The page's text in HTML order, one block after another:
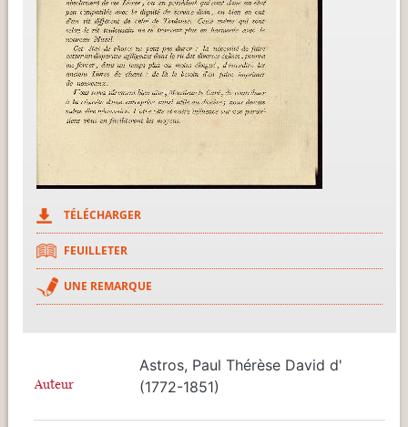
TÉLÉCHARGER
FEUILLETER
UNE REMARQUE
Auteur
Astros, Paul Thérèse David d'
(1772-1851)